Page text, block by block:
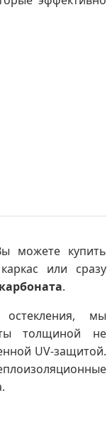
можете купить
или сразу
.
мы
толщиной не
UV-защитой.